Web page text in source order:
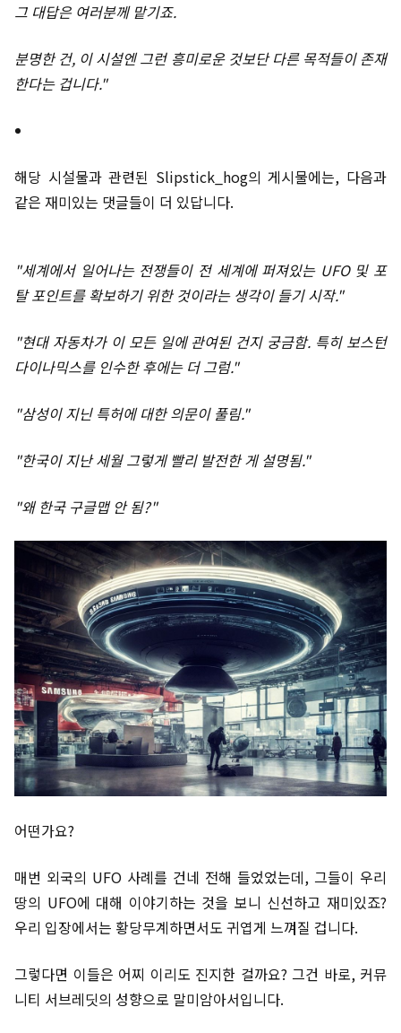
그 대답은 여러분께 맡기죠.
분명한 건, 이 시설엔 그런 흥미로운 것보단 다른 목적들이 존재
한다는 겁니다."
해당 시설물과 관련된 Slipstick_hog의 게시물에는, 다음과
같은 재미있는 댓글들이 더 있답니다.
"세계에서 일어나는 전쟁들이 전 세계에 퍼져있는 UFO 및 포
탈 포인트를 확보하기 위한 것이라는 생각이 들기 시작."
"현대 자동차가 이 모든 일에 관여된 건지 궁금함. 특히 보스턴
다이나믹스를 인수한 후에는 더 그럼."
"삼성이 지닌 특허에 대한 의문이 풀림."
"한국이 지난 세월 그렇게 빨리 발전한 게 설명됨."
"왜 한국 구글맵 안 됨?"
어떤가요?
매번 외국의 UFO 사례를 건네 전해 들었었는데, 그들이 우리
땅의 UFO에 대해 이야기하는 것을 보니 신선하고 재미있죠?
우리 입장에서는 황당무계하면서도 귀엽게 느껴질 겁니다.
그렇다면 이들은 어찌 이리도 진지한 걸까요? 그건 바로, 커뮤
니티 서브레딧의 성향으로 말미암아서입니다.